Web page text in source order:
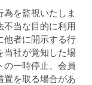
を監視いたしま
不当な目的に利用
他者に開示する行
当社が覚知した場
の一時停止、会員
置を取る場合があ